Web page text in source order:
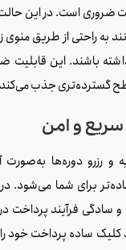
ضروری است. در این
به راحتی از طریق منوی
باشند. این قابلیت
گسترده‌تری جذب
سریع و امن
و رزرو دوره‌ها به‌صورت
برای شما می‌شود.
سادگی فرآیند پرداخت در
کلیک ساده پرداخت خود